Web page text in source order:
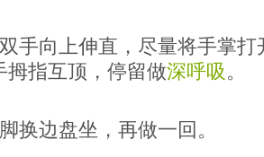
手向上伸直，尽量将手掌打
拇指互顶，停留做深呼吸 。
换边盘坐，再做一回。